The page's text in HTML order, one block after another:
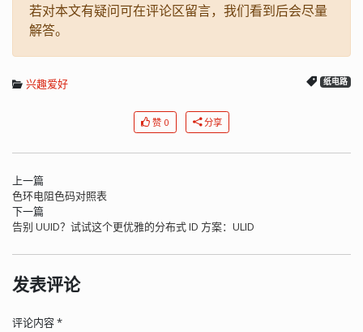
若对本文有疑问可在评论区留言，我们看到后会尽量
解答。
兴趣爱好 纸电路
赞 0 分享
上一篇
色环电阻色码对照表
下一篇
告别 UUID？试试这个更优雅的分布式 ID 方案：ULID
发表评论
评论内容*